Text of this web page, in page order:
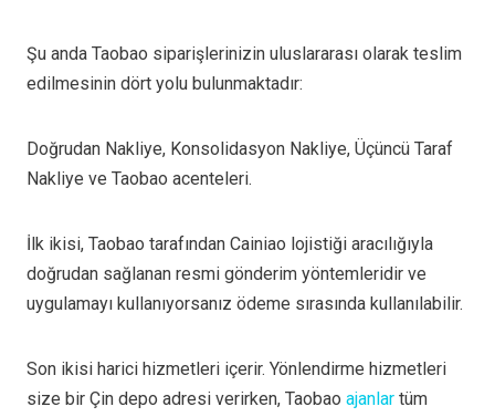
Şu anda Taobao siparişlerinizin uluslararası olarak teslim
edilmesinin dört yolu bulunmaktadır:
Doğrudan Nakliye, Konsolidasyon Nakliye, Üçüncü Taraf
Nakliye ve Taobao acenteleri.
İlk ikisi, Taobao tarafından Cainiao lojistiği aracılığıyla
doğrudan sağlanan resmi gönderim yöntemleridir ve
uygulamayı kullanıyorsanız ödeme sırasında kullanılabilir.
Son ikisi harici hizmetleri içerir. Yönlendirme hizmetleri
size bir Çin depo adresi verirken, Taobao ajanlar tüm